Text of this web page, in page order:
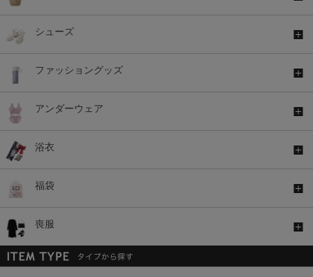
シューズ
ファッショングッズ
アンダーウェア
浴衣
福袋
喪服